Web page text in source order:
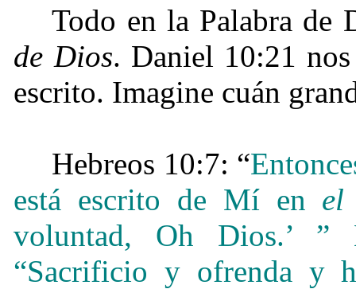
Todo en la Palabra de
de Dios. Daniel 10:21
escrito. Imagine cuán
Hebreos 10:7: “
está escrito de Mí en el
voluntad, Oh Dios.’
“Sacrificio y ofrenda y